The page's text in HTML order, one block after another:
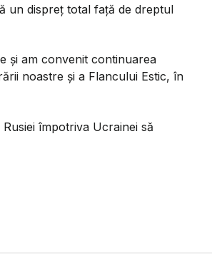
un dispreț total față de dreptul
și am convenit continuarea
noastre și a Flancului Estic, în
împotriva Ucrainei să